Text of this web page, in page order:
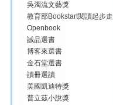
吳濁流文藝獎
教育部Bookstart閱讀起步走
Openbook
誠品選書
博客來選書
金石堂選書
讀冊選讀
美國凱迪特獎
普立茲小說獎